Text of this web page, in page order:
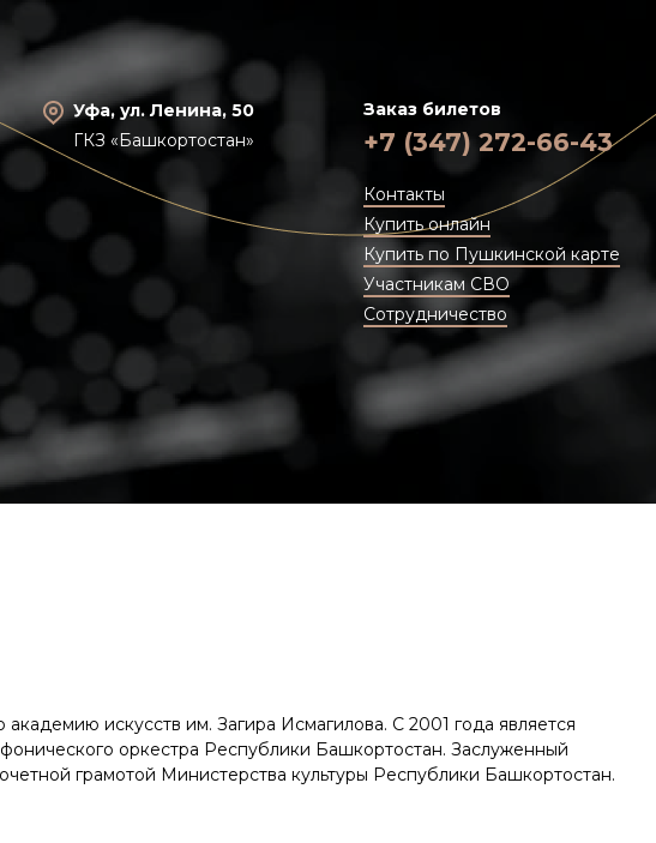
Уфа, ул. Ленина, 50
ГКЗ «Башкортостан»
Заказ билетов
+7 (347) 272-66-43
Контакты
Купить онлайн
Купить по Пушкинской карте
Участникам СВО
Сотрудничество
искусств им. Загира Исмагилова. С 2001 года является
оркестра Республики Башкортостан. Заслуженный
грамотой Министерства культуры Республики Башкортостан.